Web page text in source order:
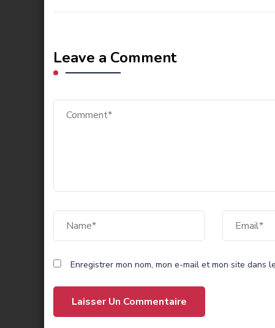
Leave a Comment
Enregistrer mon nom, mon e-mail et mon site dans